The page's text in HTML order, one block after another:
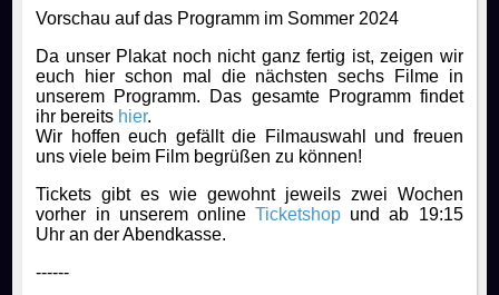
Vorschau auf das Programm im Sommer 2024
Da unser Plakat noch nicht ganz fertig ist, zeigen wir
euch hier schon mal die nächsten sechs Filme in
unserem Programm. Das gesamte Programm findet
ihr bereits hier.
Wir hoffen euch gefällt die Filmauswahl und freuen
uns viele beim Film begrüßen zu können!
Tickets gibt es wie gewohnt jeweils zwei Wochen
vorher in unserem onlineTicketshop und ab 19:15
Uhr an der Abendkasse.
------